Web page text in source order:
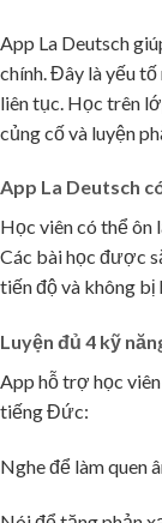
🌸
App La Deutsch
chính. Đây là yếu
liên tục. Học trên
củng cố và luyện
App La Deutsch
Học viên có thể ôn
Các bài học được
tiến độ và không bị
Luyện đủ 4 kỹ
App hỗ trợ học
tiếng Đức:
Nghe để làm quen